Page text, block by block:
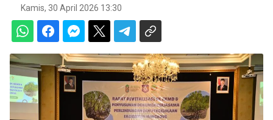
Kamis, 30 April 2026 13:30